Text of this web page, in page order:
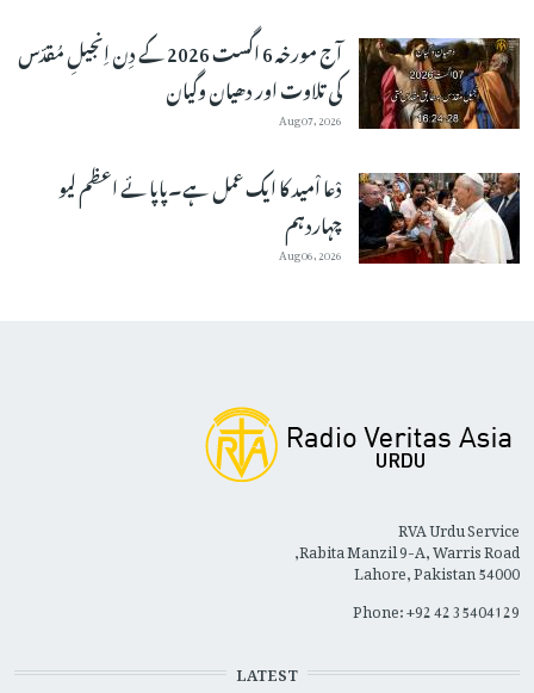
آج مورخہ 6 اگست 2026 کے دِن اِنجیلِ مُقدّس
کی تلاوت اور دھیان وگیان
Aug 07, 2026
دْعا اْمید کا ایک عمل ہے۔پاپائے اعظم لیو
چہاردہم
Aug 06, 2026
RVA Urdu Service
Rabita Manzil 9-A, Warris Road,
Lahore, Pakistan 54000
Phone: +92 42 35404129
LATEST